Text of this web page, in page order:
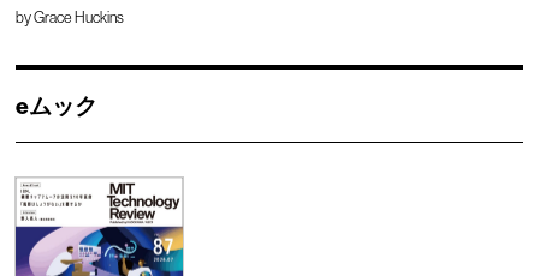
byGrace Huckins
eムック